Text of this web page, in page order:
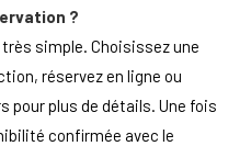
?
simple. Choisissez une
réservez en ligne ou
pour plus de détails. Une fois
confirmée avec le